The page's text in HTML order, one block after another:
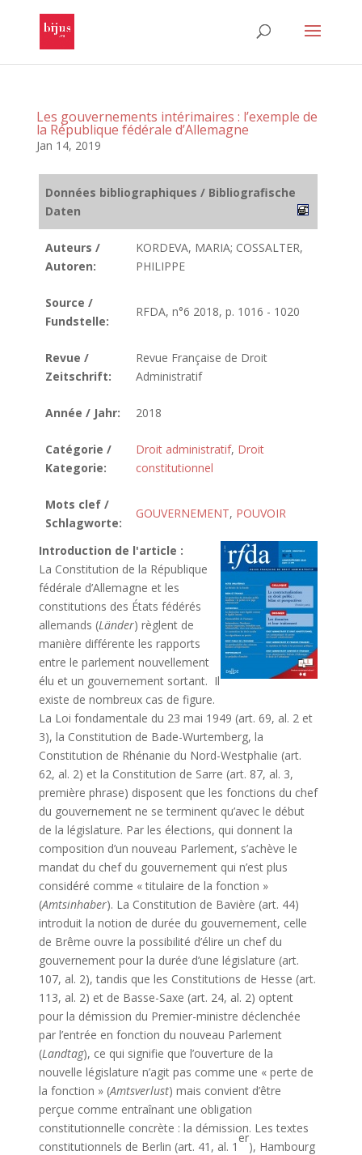
Les gouvernements intérimaires : l’exemple de
la République fédérale d’Allemagne
Jan 14, 2019
Données bibliographiques / Bibliografische
Daten
Auteurs /
Autoren:
KORDEVA, MARIA; COSSALTER,
PHILIPPE
Source /
Fundstelle:
RFDA, n°6 2018, p. 1016 - 1020
Revue /
Zeitschrift:
Revue Française de Droit
Administratif
Année / Jahr: 2018
Catégorie /
Kategorie:
Droit administratif, Droit
constitutionnel
Mots clef /
Schlagworte:
GOUVERNEMENT, POUVOIR
Introduction de l'article :
La Constitution de la République
fédérale d’Allemagne et les
constitutions des États fédérés
allemands (Länder) règlent de
manière différente les rapports
entre le parlement nouvellement
élu et un gouvernement sortant. Il
existe de nombreux cas de figure.
La Loi fondamentale du 23 mai 1949 (art. 69, al. 2 et
3), la Constitution de Bade-Wurtemberg, la
Constitution de Rhénanie du Nord-Westphalie (art.
62, al. 2) et la Constitution de Sarre (art. 87, al. 3,
première phrase) disposent que les fonctions du chef
du gouvernement ne se terminent qu’avec le début
de la législature. Par les élections, qui donnent la
composition d’un nouveau Parlement, s’achève le
mandat du chef du gouvernement qui n’est plus
considéré comme « titulaire de la fonction »
(Amtsinhaber). La Constitution de Bavière (art. 44)
introduit la notion de durée du gouvernement, celle
de Brême ouvre la possibilité d’élire un chef du
gouvernement pour la durée d’une législature (art.
107, al. 2), tandis que les Constitutions de Hesse (art.
113, al. 2) et de Basse-Saxe (art. 24, al. 2) optent
pour la démission du Premier-ministre déclenchée
par l’entrée en fonction du nouveau Parlement
(Landtag), ce qui signifie que l’ouverture de la
nouvelle législature n’agit pas comme une « perte de
la fonction » (Amtsverlust) mais convient d’être
perçue comme entraînant une obligation
constitutionnelle concrète : la démission. Les textes
constitutionnels de Berlin (art. 41, al. 1
er
), Hambourg